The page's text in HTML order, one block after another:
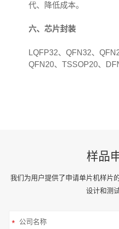
代、降低成本。
六、芯片封装
LQFP32、QFN32、
QFN20、TSSOP20、
样品
我们为用户提供了申请单片机样片
设计和测